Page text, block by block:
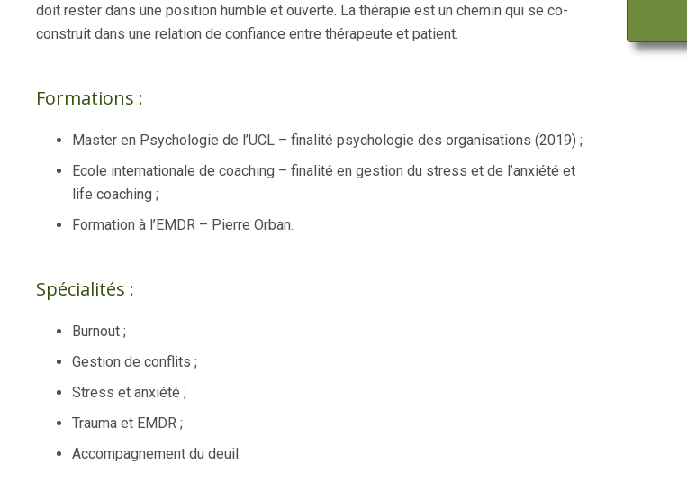
doit rester dans une position humble et ouverte. La thérapie est un chemin qui se co-
construit dans une relation de confiance entre thérapeute et patient.
Formations :
Master en Psychologie de l’UCL – finalité psychologie des organisations (2019) ;
Ecole internationale de coaching – finalité en gestion du stress et de l’anxiété et
life coaching ;
Formation à l’EMDR – Pierre Orban.
Spécialités :
Burnout ;
Gestion de conflits ;
Stress et anxiété ;
Trauma et EMDR ;
Accompagnement du deuil.